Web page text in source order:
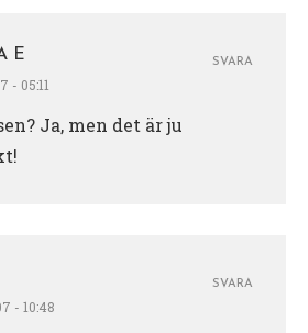
E
- 05:11
Ja, men det är ju
SVARA
- 10:48
SVARA